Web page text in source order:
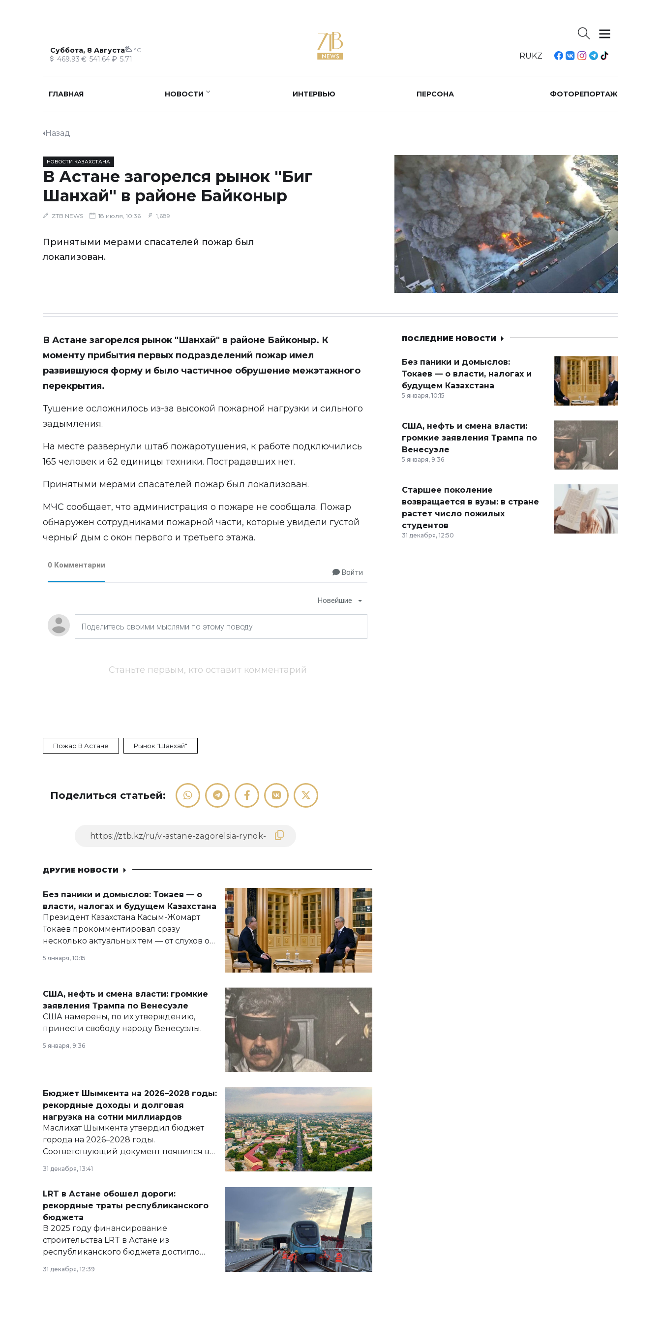
Суббота, 8 Августа °C
469.93 541.64 5.71 RUKZ
ГЛАВНАЯ НОВОСТИ ИНТЕРВЬЮ ПЕРСОНА ФОТОРЕПОРТАЖ
Назад
НОВОСТИ КАЗАХСТАНА
В Астане загорелся рынок "Биг
Шанхай" в районе Байконыр
ZTB NEWS 18 июля, 10:36 1,689
Принятыми мерами спасателей пожар был
локализован.
В Астане загорелся рынок "Шанхай" в районе Байконыр. К
моменту прибытия первых подразделений пожар имел
развившуюся форму и было частичное обрушение межэтажного
перекрытия.
Тушение осложнилось из-за высокой пожарной нагрузки и сильного
задымления.
На месте развернули штаб пожаротушения, к работе подключились
165 человек и 62 единицы техники. Пострадавших нет.
Принятыми мерами спасателей пожар был локализован.
МЧС сообщает, что администрация о пожаре не сообщала. Пожар
обнаружен сотрудниками пожарной части, которые увидели густой
черный дым с окон первого и третьего этажа.
0 Комментарии
Войти
Новейшие
Станьте первым, кто оставит комментарий
Пожар В Астане Рынок "Шанхай"
Поделиться статьей:
ДРУГИЕ НОВОСТИ
Без паники и домыслов: Токаев — о
власти, налогах и будущем Казахстана
Президент Казахстана Касым-Жомарт
Токаев прокомментировал сразу
несколько актуальных тем — от слухов о
армии, экономики и личного здоровья.
5 января, 10:15
США, нефть и смена власти: громкие
заявления Трампа по Венесуэле
США намерены, по их утверждению,
принести свободу народу Венесуэлы.
5 января, 9:36
Бюджет Шымкента на 2026–2028 годы:
рекордные доходы и долговая
нагрузка на сотни миллиардов
Маслихат Шымкента утвердил бюджет
города на 2026–2028 годы.
Соответствующий документ появился в
базе нормативных правовых актов и на
сайте маслихат города.
31 декабря, 13:41
LRT в Астане обошел дороги:
рекордные траты республиканского
бюджета
В 2025 году финансирование
строительства LRT в Астане из
республиканского бюджета достигло
рекордных объемов.
31 декабря, 12:39
ПОСЛЕДНИЕ НОВОСТИ
Без паники и домыслов:
Токаев — о власти, налогах и
будущем Казахстана
5 января, 10:15
США, нефть и смена власти:
громкие заявления Трампа по
Венесуэле
5 января, 9:36
Старшее поколение
возвращается в вузы: в стране
растет число пожилых
студентов
31 декабря, 12:50